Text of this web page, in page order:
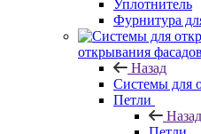
Уплотнитель
Фурнитура
открывания фасадов
Назад
Системы для
Петли
Назад